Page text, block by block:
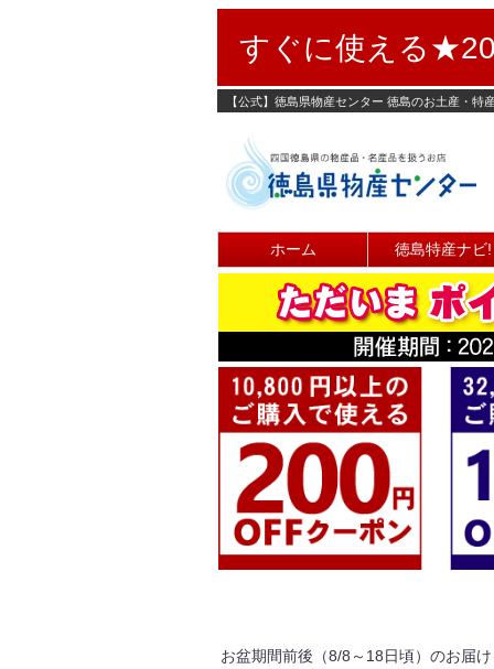
すぐに使える
【公式】徳島県物産センター 徳島のお土産・特
ホーム 徳島特産ナビ!
お盆期間前後（8/8～18日頃）のお届